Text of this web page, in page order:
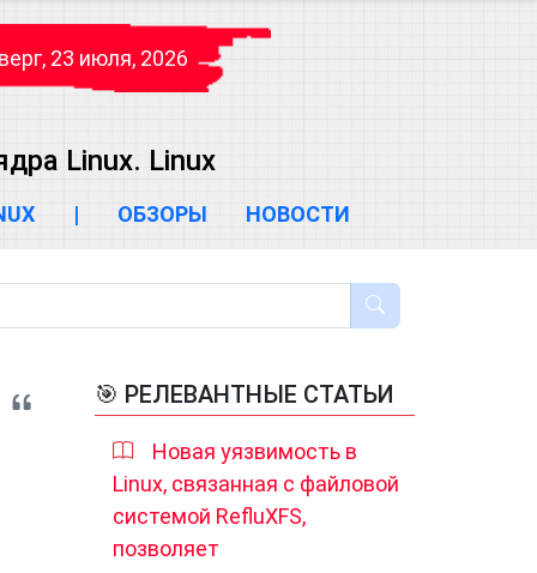
23 июля, 2026
Linux. Linux
| ОБЗОРЫ НОВОСТИ
🎯 РЕЛЕВАНТНЫЕ СТАТЬИ
Новая уязвимость в
Linux, связанная с файловой
системой RefluXFS,
позволяет